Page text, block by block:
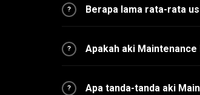
? Berapa lama rata-rata
? Apakah aki
? Apa tanda-tanda aki